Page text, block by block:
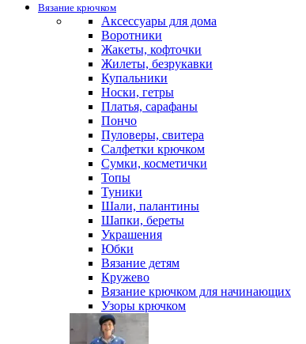
Вязание крючком
Аксессуары для дома
Воротники
Жакеты, кофточки
Жилеты, безрукавки
Купальники
Носки, гетры
Платья, сарафаны
Пончо
Пуловеры, свитера
Салфетки крючком
Сумки, косметички
Топы
Туники
Шали, палантины
Шапки, береты
Украшения
Юбки
Вязание детям
Кружево
Вязание крючком для начинающих
Узоры крючком